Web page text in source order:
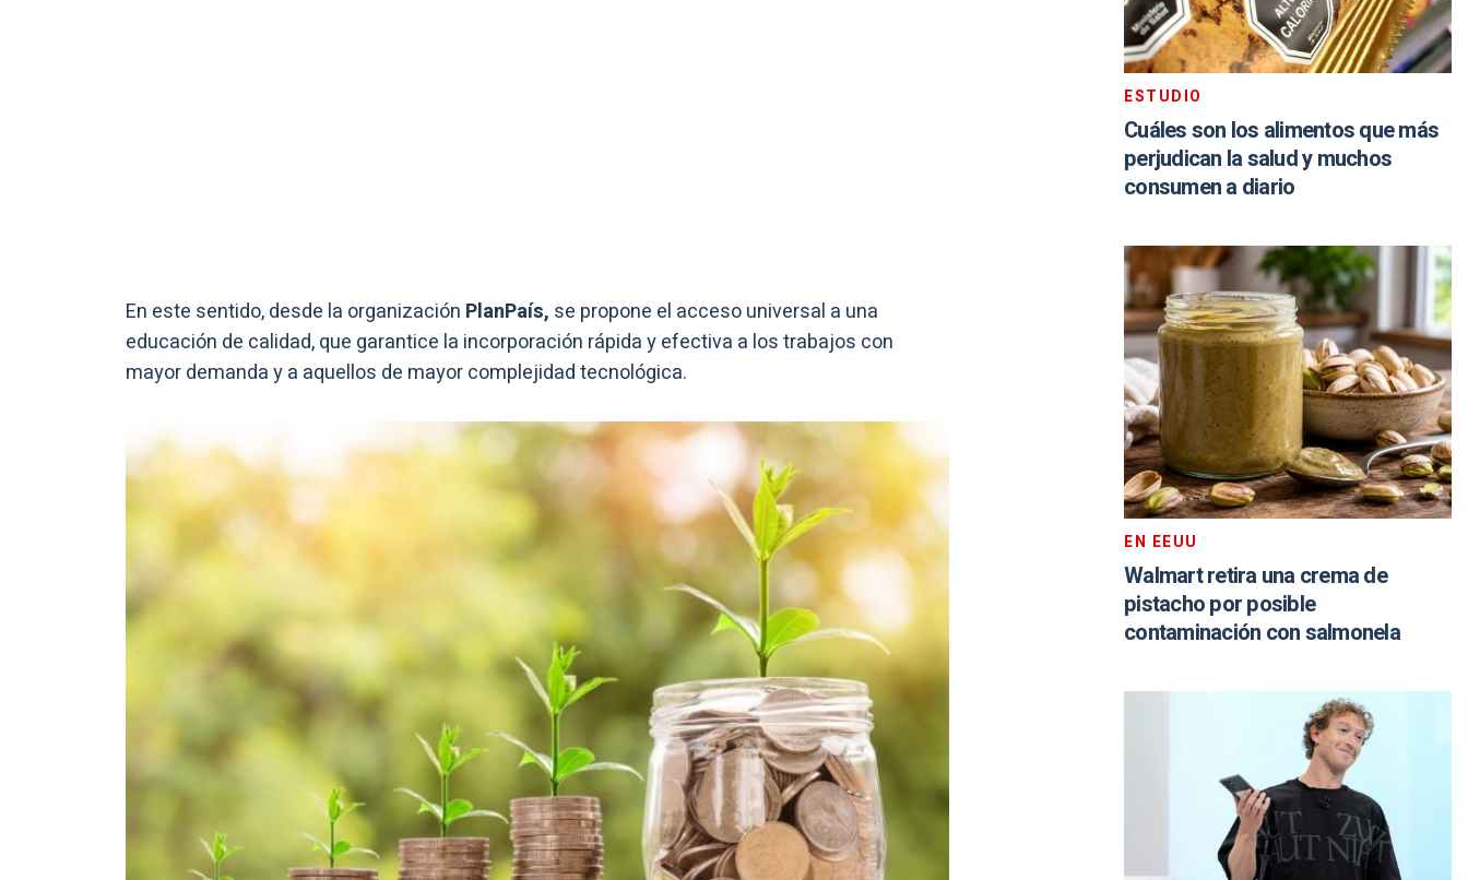
En este sentido, desde la organización PlanPaís, se propone el acceso universal a una
educación de calidad, que garantice la incorporación rápida y efectiva a los trabajos con
mayor demanda y a aquellos de mayor complejidad tecnológica.
ESTUDIO
Cuáles son los alimentos que más
perjudican la salud y muchos
consumen a diario
EN EEUU
Walmart retira una crema de
pistacho por posible
contaminación con salmonela